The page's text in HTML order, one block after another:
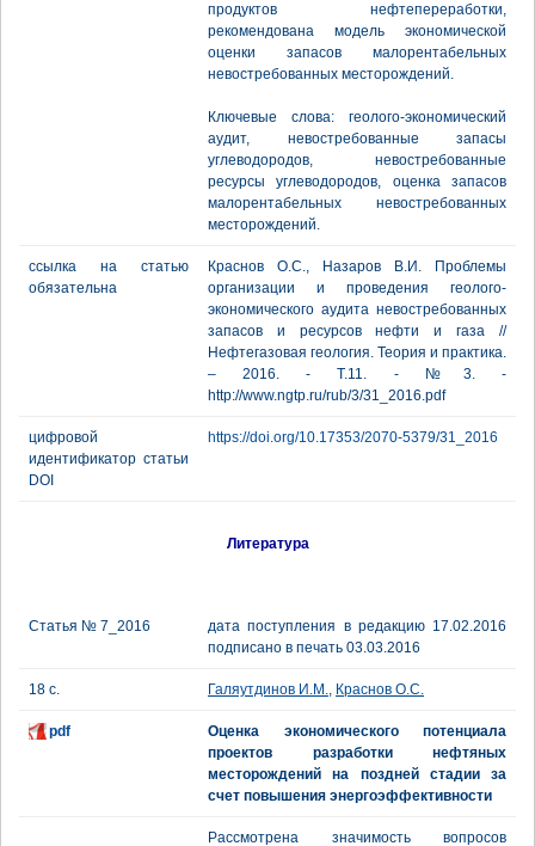
продуктов нефтепереработки,
рекомендована модель экономической
оценки запасов малорентабельных
невостребованных месторождений.
Ключевые слова: геолого-экономический
аудит, невостребованные запасы
углеводородов, невостребованные
ресурсы углеводородов, оценка запасов
малорентабельных невостребованных
месторождений.
ссылка на статью
обязательна
Краснов О.С., Назаров В.И. Проблемы
организации и проведения геолого-
экономического аудита невостребованных
запасов и ресурсов нефти и газа //
Нефтегазовая геология. Теория и практика.
– 2016. - Т.11. - №3. -
http://www.ngtp.ru/rub/3/31_2016.pdf
цифровой
идентификатор статьи
DOI
https://doi.org/10.17353/2070-5379/31_2016
Литература
Статья № 7_2016
дата поступления в редакцию 17.02.2016
подписано в печать 03.03.2016
18 с. Галяутдинов И.М., Краснов О.С.
pdf
Оценка экономического потенциала
проектов разработки нефтяных
месторождений на поздней стадии за
счет повышения энергоэффективности
Рассмотрена значимость вопросов